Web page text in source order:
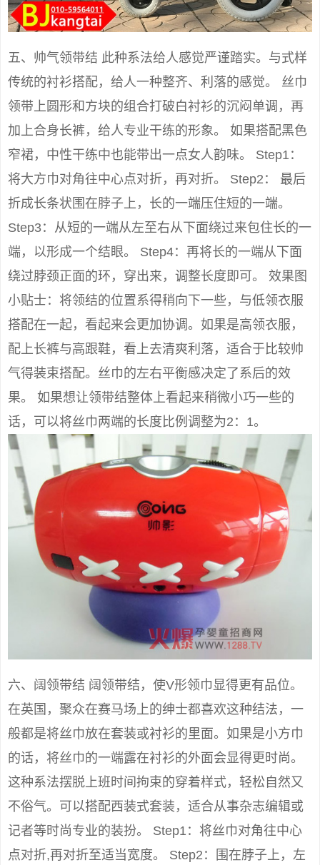
五、帅气领带结 此种系法给人感觉严谨踏实。与式样
传统的衬衫搭配，给人一种整齐、利落的感觉。 丝巾
领带上圆形和方块的组合打破白衬衫的沉闷单调，再
加上合身长裤，给人专业干练的形象。 如果搭配黑色
窄裙，中性干练中也能带出一点女人韵味。 Step1：
将大方巾对角往中心点对折，再对折。 Step2： 最后
折成长条状围在脖子上，长的一端压住短的一端。
Step3：从短的一端从左至右从下面绕过来包住长的一
端，以形成一个结眼。 Step4：再将长的一端从下面
绕过脖颈正面的环，穿出来，调整长度即可。 效果图
小贴士：将领结的位置系得稍向下一些，与低领衣服
搭配在一起，看起来会更加协调。如果是高领衣服，
配上长裤与高跟鞋，看上去清爽利落，适合于比较帅
气得装束搭配。丝巾的左右平衡感决定了系后的效
果。 如果想让领带结整体上看起来稍微小巧一些的
话，可以将丝巾两端的长度比例调整为2：1。
六、阔领带结 阔领带结，使V形领巾显得更有品位。
在英国，聚众在赛马场上的绅士都喜欢这种结法，一
般都是将丝巾放在套装或衬衫的里面。如果是小方巾
的话，将丝巾的一端露在衬衫的外面会显得更时尚。
这种系法摆脱上班时间拘束的穿着样式，轻松自然又
不俗气。可以搭配西装式套装，适合从事杂志编辑或
记者等时尚专业的装扮。 Step1：将丝巾对角往中心
点对折,再对折至适当宽度。 Step2：围在脖子上，左